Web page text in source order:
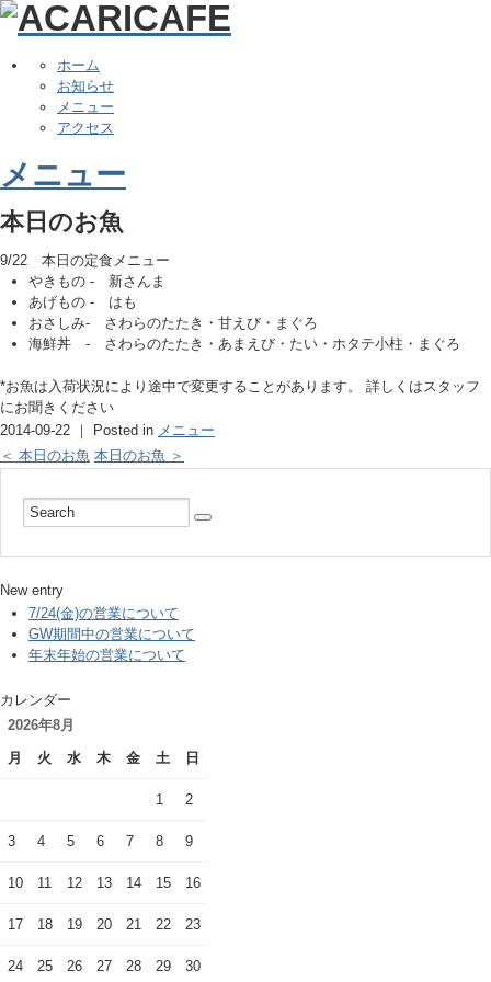
ホーム
お知らせ
メニュー
アクセス
メニュー
本日のお魚
9/22 本日の定食メニュー
やきもの - 新さんま
あげもの - はも
おさしみ- さわらのたたき・甘えび・まぐろ
海鮮丼 ‐ さわらのたたき・あまえび・たい・ホタテ小柱・まぐろ
*お魚は入荷状況により途中で変更することがあります。 詳しくはスタッフ
にお聞きください
2014-09-22 ｜ Posted in メニュー
＜ 本日のお魚 本日のお魚 ＞
New entry
7/24(金)の営業について
GW期間中の営業について
年末年始の営業について
カレンダー
2026年8月
月
火 水 木 金 土 日
1 2
3 4 5 6 7 8 9
10 11 12 13 14 15 16
17 18 19 20 21 22 23
24 25 26 27 28 29 30